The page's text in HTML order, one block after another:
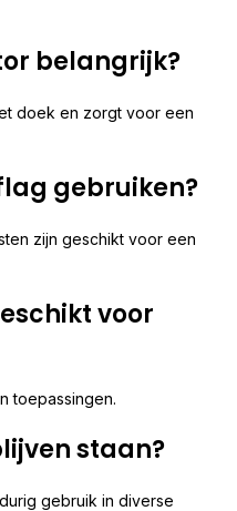
belangrijk?
doek en zorgt voor een
gebruiken?
zijn geschikt voor een
voor
toepassingen.
staan?
gebruik in diverse